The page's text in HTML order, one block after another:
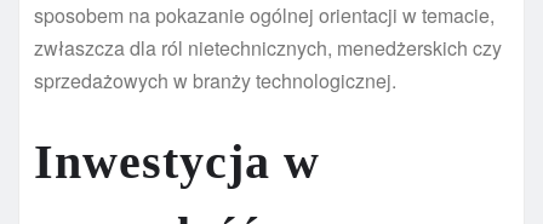
sposobem na pokazanie ogólnej orientacji w temacie,
zwłaszcza dla ról nietechnicznych, menedżerskich czy
sprzedażowych w branży technologicznej.
Inwestycja w